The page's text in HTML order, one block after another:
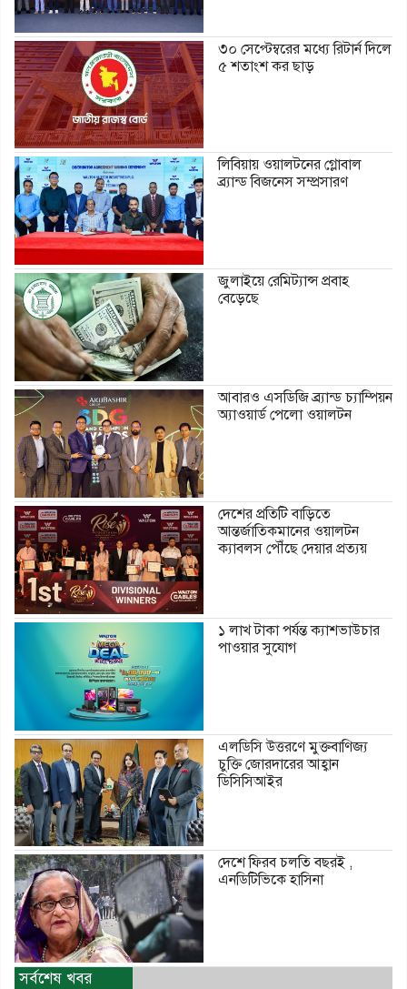
৩০ সেপ্টেম্বরের মধ্যে রিটার্ন দিলে
৫ শতাংশ কর ছাড়
লিবিয়ায় ওয়ালটনের গ্লোবাল
ব্র্যান্ড বিজনেস সম্প্রসারণ
জুলাইয়ে রেমিট্যান্স প্রবাহ
বেড়েছে
আবারও এসডিজি ব্র্যান্ড চ্যাম্পিয়ন
অ্যাওয়ার্ড পেলো ওয়ালটন
দেশের প্রতিটি বাড়িতে
আন্তর্জাতিকমানের ওয়ালটন
ক্যাবলস পৌঁছে দেয়ার প্রত্যয়
১ লাখ টাকা পর্যন্ত ক্যাশভাউচার
পাওয়ার সুযোগ
এলডিসি উত্তরণে মুক্তবাণিজ্য
চুক্তি জোরদারের আহ্বান
ডিসিসিআইর
দেশে ফিরব চলতি বছরই ,
এনডিটিভিকে হাসিনা
সর্বশেষ খবর